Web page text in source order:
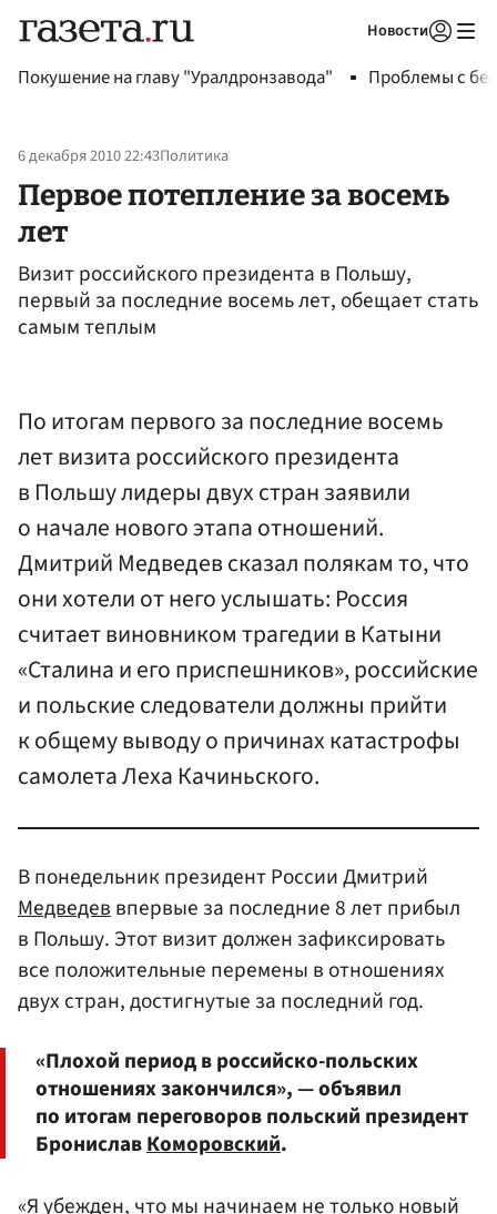
Новости
Покушение на главу "Уралдронзавода" Проблемы с
6 декабря 2010 22:43Политика
Первое потепление за восемь
лет
Визит российского президента в Польшу,
первый за последние восемь лет, обещает стать
самым теплым
По итогам первого за последние восемь
лет визита российского президента
в Польшу лидеры двух стран заявили
о начале нового этапа отношений.
Дмитрий Медведев сказал полякам то, что
они хотели от него услышать: Россия
считает виновником трагедии в Катыни
«Сталина и его приспешников», российские
и польские следователи должны прийти
к общему выводу о причинах катастрофы
самолета Леха Качиньского.
В понедельник президент России Дмитрий
Медведев впервые за последние 8 лет прибыл
в Польшу. Этот визит должен зафиксировать
все положительные перемены в отношениях
двух стран, достигнутые за последний год.
«Плохой период в российско-польских
отношениях закончился», — объявил
по итогам переговоров польский президент
БрониславКоморовский.
«Я убежден, что мы начинаем не только новый